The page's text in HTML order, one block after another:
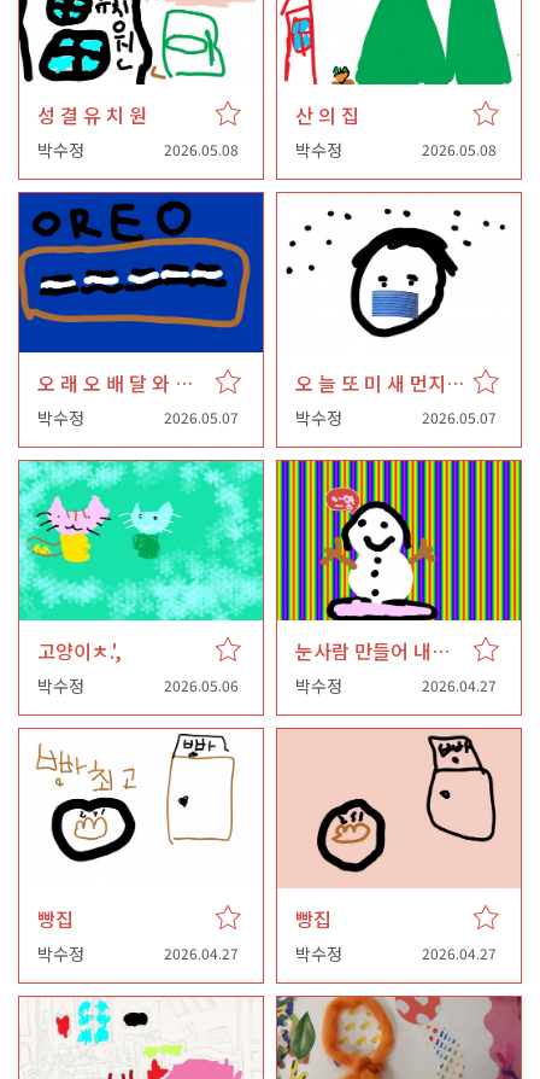
성 결 유 치 원
박수정 2026.05.08
산 의 집
박수정 2026.05.08
오 래 오 배 달 와 슴 니 다
박수정 2026.05.07
오 늘 또 미 새 먼지 가
박수정 2026.05.07
고양이ㅊ.',
박수정 2026.05.06
눈사람 만들어 내는 것이 아니라 다른
박수정 2026.04.27
빵집
박수정 2026.04.27
빵집
박수정 2026.04.27